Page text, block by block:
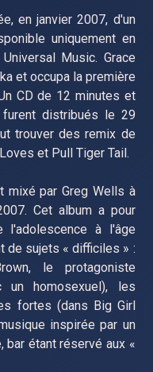
en janvier 2007, d'un
uniquement en
Music. Grace
et occupa la première
CD de 12 minutes et
distribués le 29
trouver des remix de
et Pull Tiger Tail.
mixé par Greg Wells à
Cet album a pour
l'adolescence à l'âge
de sujets « difficiles » :
le protagoniste
un homosexuel), les
fortes (dans Big Girl
inspirée par un
bar étant réservé aux «